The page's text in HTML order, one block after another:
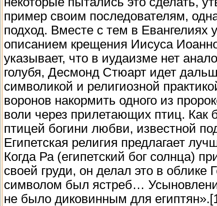
пример своим последователям,
подход. Вместе с тем в Евангелиях
описанием крещения Иисуса
указывает, что в иудаизме нет
голубя, Десмонд Стюарт идет
символикой и религиозной
воронов накормить одного из
воли через прилетающих птиц.
птицей богини любви, известной
Египетская религия предлагает
Когда Ра (египетский бог солнца)
своей груди, он делал это в
символом был ястреб…
не было диковинным для